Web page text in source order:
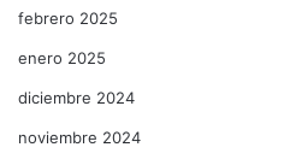
febrero 2025
enero 2025
diciembre 2024
noviembre 2024